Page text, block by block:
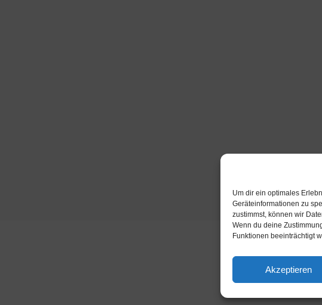
Um dir ein optimales
Geräteinformationen zu
zustimmst, können wir
Wenn du deine
Funktionen beeinträchtigt
Akzeptieren